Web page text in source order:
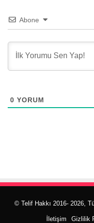
Abone
0 YORUM
© Telif Hakkı 2016- 2026,
İletişim Gizlilik